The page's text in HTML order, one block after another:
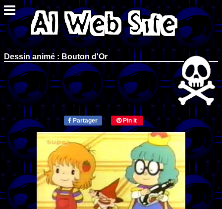
Dessin animé : Bouton d'Or
Partager Pin it